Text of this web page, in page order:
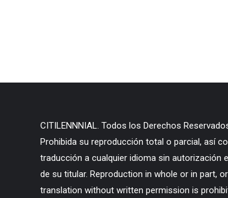
CITILENNNIAL. Todos los Derechos
Prohibida su reproducción total o parcial, así
traducción a cualquier idioma sin autorización
de su titular. Reproduction in whole or in part, or
translation without written permission is